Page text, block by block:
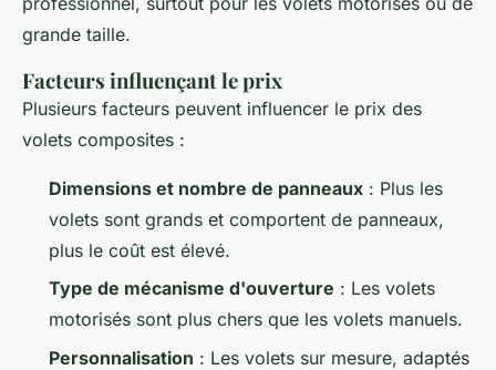
grande taille.
Facteurs influençant le prix
Plusieurs facteurs peuvent influencer le prix des
volets composites :
Dimensions et nombre de panneaux : Plus les
volets sont grands et comportent de panneaux,
plus le coût est élevé.
Type de mécanisme d'ouverture : Les volets
motorisés sont plus chers que les volets manuels.
Personnalisation : Les volets sur mesure, adaptés